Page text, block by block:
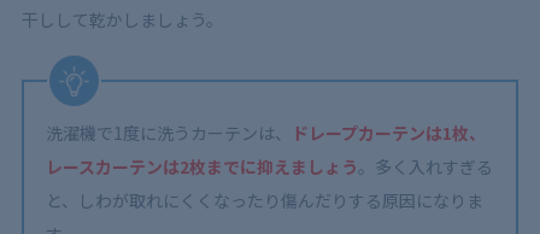
干しして乾かしましょう。
洗濯機で1度に洗うカーテンは、
ドレープカーテンは1枚、
レースカーテンは2枚までに抑えましょう。多く入れすぎる
と、しわが取れにくくなったり傷んだりする原因になりま